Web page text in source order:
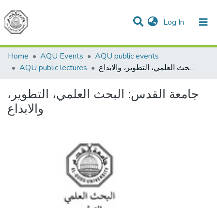
Log In (current)
Communities & Collections
All of DSpace
Home
AQU Events
AQU public events
AQU public lectures
جامعة القدس: البحث العلمي، التطوير، والابداع
جامعة القدس: البحث العلمي، التطوير،
والابداع